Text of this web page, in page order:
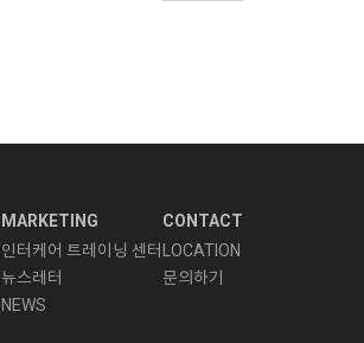
MARKETING
인터케어 트레이닝 센터
뉴스레터
NEWS
CONTACT
LOCATION
문의하기